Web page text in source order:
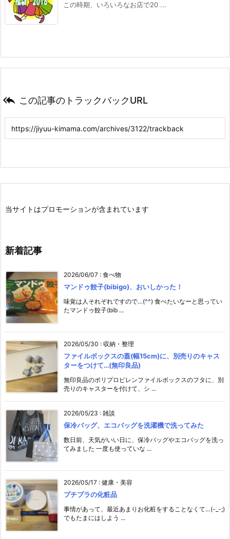
この時期、いろいろなお店で20 ...
 この記事のトラックバックURL
当サイトはプロモーションが含まれています
新着記事
2026/06/07 : 食べ物
マンドゥ餃子(bibigo)、おいしかった！
味覚は人それぞれですので…(^^) 食べたいなーと思ってい
たマンドゥ餃子(bib ...
2026/05/30 : 収納・整理
ファイルボックスの蓋(幅15cm)に、別売りのキャス
ターをつけて…(無印良品)
無印良品のポリプロピレンファイルボックスのフタに、別
売りのキャスターを付けて、シ ...
2026/05/23 : 雑談
保冷バッグ、エコバッグを洗濯機で洗ってみた
数日前、天気がいい日に、保冷バッグやエコバッグを洗っ
てみました 一度も使っていな ...
2026/05/17 : 健康・美容
プチプラの化粧品
事情があって、最近あまりお化粧をすることなくて…(-_-;)
でもたまにはしよう ...